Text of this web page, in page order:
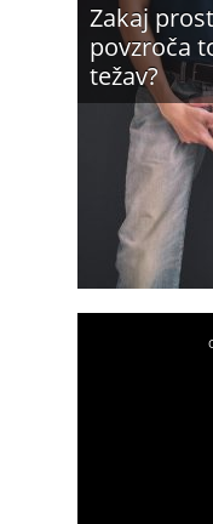
Zakaj
povzroča
težav?